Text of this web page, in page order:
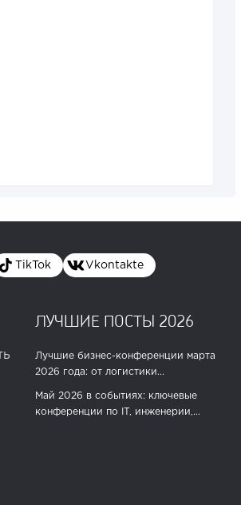
TikTok Vkontakte
ЛУЧШИЕ ПОСТЫ 2026
Лучшие бизнес-конференции марта
2026 года: от логистики...
Май 2026 в событиях: ключевые
конференции по IT, инженерии,...